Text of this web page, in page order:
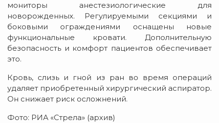
мониторы анестезиологические для
новорожденных. Регулируемыми секциями и
боковыми ограждениями оснащены новые
функциональные кровати. Дополнительную
безопасность и комфорт пациентов обеспечивает
это.
Кровь, слизь и гной из ран во время операций
удаляет приобретенный хирургический аспиратор.
Он снижает риск осложнений.
Фото: РИА «Стрела» (архив)